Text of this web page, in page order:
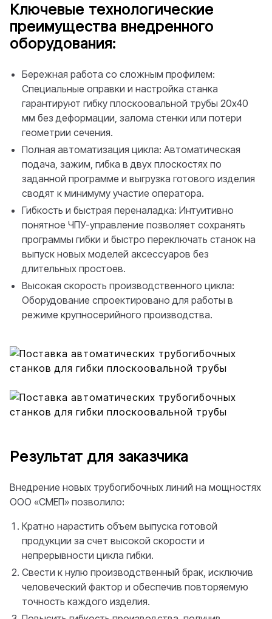
Ключевые технологические
преимущества внедренного
оборудования:
Бережная работа со сложным профилем:
Специальные оправки и настройка станка
гарантируют гибку плоскоовальной трубы 20х40
мм без деформации, залома стенки или потери
геометрии сечения.
Полная автоматизация цикла: Автоматическая
подача, зажим, гибка в двух плоскостях по
заданной программе и выгрузка готового изделия
сводят к минимуму участие оператора.
Гибкость и быстрая переналадка: Интуитивно
понятное ЧПУ-управление позволяет сохранять
программы гибки и быстро переключать станок на
выпуск новых моделей аксессуаров без
длительных простоев.
Высокая скорость производственного цикла:
Оборудование спроектировано для работы в
режиме крупносерийного производства.
Результат для заказчика
Внедрение новых трубогибочных линий на мощностях
ООО «СМЕП» позволило:
Кратно нарастить объем выпуска готовой
продукции за счет высокой скорости и
непрерывности цикла гибки.
Свести к нулю производственный брак, исключив
человеческий фактор и обеспечив повторяемую
точность каждого изделия.